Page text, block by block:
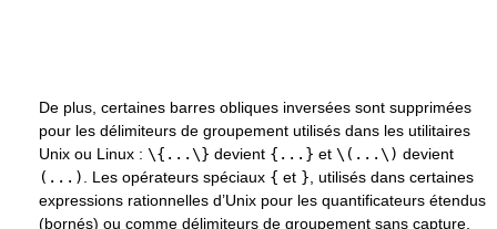
De plus, certaines barres obliques inversées sont supprimées
pour les délimiteurs de groupement utilisés dans les utilitaires
Unix ou Linux : \{...\} devient {...} et \(...\) devient
(...). Les opérateurs spéciaux { et }, utilisés dans certaines
expressions rationnelles d’Unix pour les quantificateurs étendus
(bornés) ou comme délimiteurs de groupement sans capture,